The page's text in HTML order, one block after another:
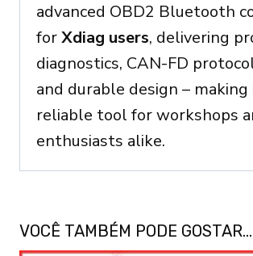
advanced OBD2 Bluetooth
forXdiag users, delivering
diagnostics, CAN-FD
and durable design – making
reliable tool for workshops
enthusiasts alike.
VOCÊ TAMBÉM PODE GOSTAR…